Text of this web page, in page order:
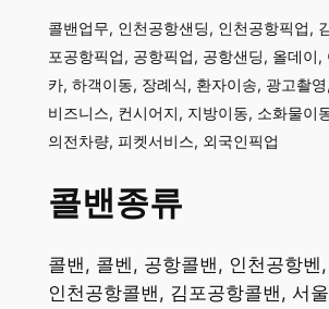
콜밴업무, 인천공항샌딩, 인천공항픽업,
포공항픽업, 공항픽업, 공항샌딩, 올데이,
카, 하객이동, 장례식, 환자이송, 광고촬
비즈니스, 컨시어지, 지방이동, 소화물이
의전차량, 피켓서비스, 외국인픽업
콜밴종류
콜밴, 콜벤, 공항콜밴, 인천공항벤
인천공항콜밴, 김포공항콜밴, 서